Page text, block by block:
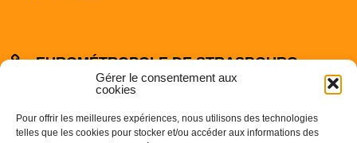
Gérer le consentement aux
cookies
Pour offrir les meilleures expériences, nous utilisons des technologies
telles que les cookies pour stocker et/ou accéder aux informations des
EUROMÉTROPOLE DE STRASBOURG